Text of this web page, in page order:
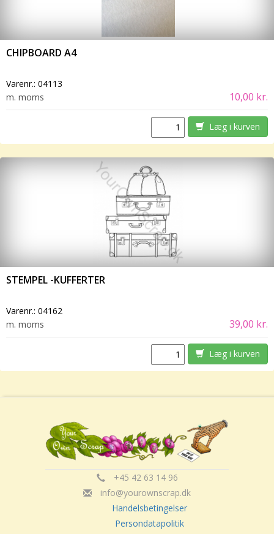
CHIPBOARD A4
Varenr.: 04113
m. moms
10,00 kr.
Læg i kurven
STEMPEL -KUFFERTER
Varenr.: 04162
m. moms
39,00 kr.
Læg i kurven
+45 42 63 14 96
info@yourownscrap.dk
Handelsbetingelser
Persondatapolitik